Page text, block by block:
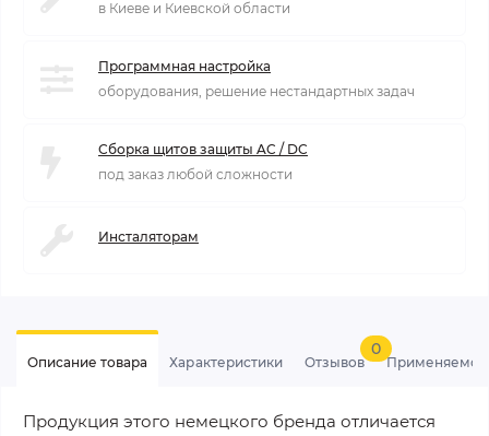
в Киеве и Киевской области
Программная настройка
оборудования, решение нестандартных задач
Сборка щитов защиты AC / DC
под заказ любой сложности
Инсталяторам
Описание товара Характеристики Отзывов
0
Продукция этого немецкого бренда отличается